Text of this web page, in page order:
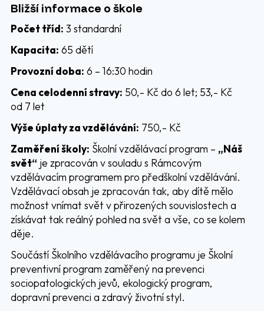
Bližší informace o škole
Počet tříd: 3 standardní
Kapacita: 65 dětí
Provozní doba: 6 – 16:30 hodin
Cena celodenní stravy: 50,- Kč do 6 let; 53,- Kč
od 7 let
Výše úplaty za vzdělávání: 750,- Kč
Zaměření školy: Školní vzdělávací program – „Náš
svět“ je zpracován v souladu s Rámcovým
vzdělávacím programem pro předškolní vzdělávání.
Vzdělávací obsah je zpracován tak, aby dítě mělo
možnost vnímat svět v přirozených souvislostech a
získávat tak reálný pohled na svět a vše, co se kolem
děje.
Součástí Školního vzdělávacího programu je Školní
preventivní program zaměřený na prevenci
sociopatologických jevů, ekologický program,
dopravní prevenci a zdravý životní styl.